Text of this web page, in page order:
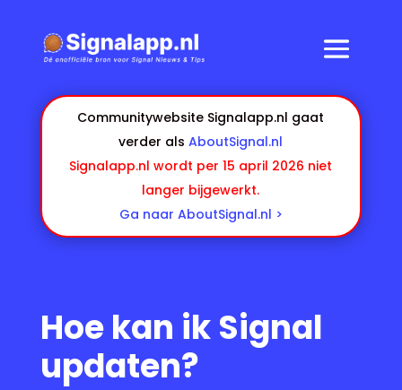
Communitywebsite Signalapp.nl gaat
verder alsAboutSignal.nl
Signalapp.nl wordt per 15 april 2026 niet
langer bijgewerkt.
Ga naar AboutSignal.nl >
Hoe kan ik Signal
updaten?